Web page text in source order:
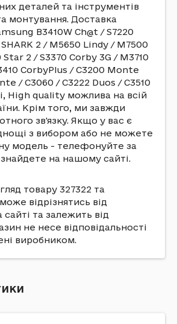
деталей та інструментів
монтування. Доставка
B3410W Ch@t / S7220
2 / M5650 Lindy / M7500
2 / S3370 Corby 3G / M3710
CorbyPlus / C3200 Monte
/ C3060 / C3222 Duos / C3510
High quality можлива на всій
Крім того, ми завжди
зв'язку. Якщо у вас є
з вибором або не можете
модель - телефонуйте за
на нашому сайті.
товару 327322 та
відрізнятись від
та залежить від
не несе відповідальності
виробником.